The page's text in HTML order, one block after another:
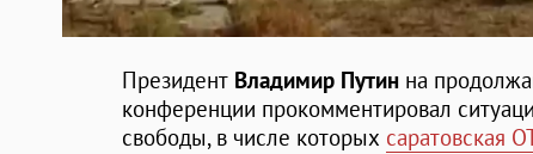
Президент Владимир Путин на
конференции прокомментировал
свободы, в числе которых саратовская